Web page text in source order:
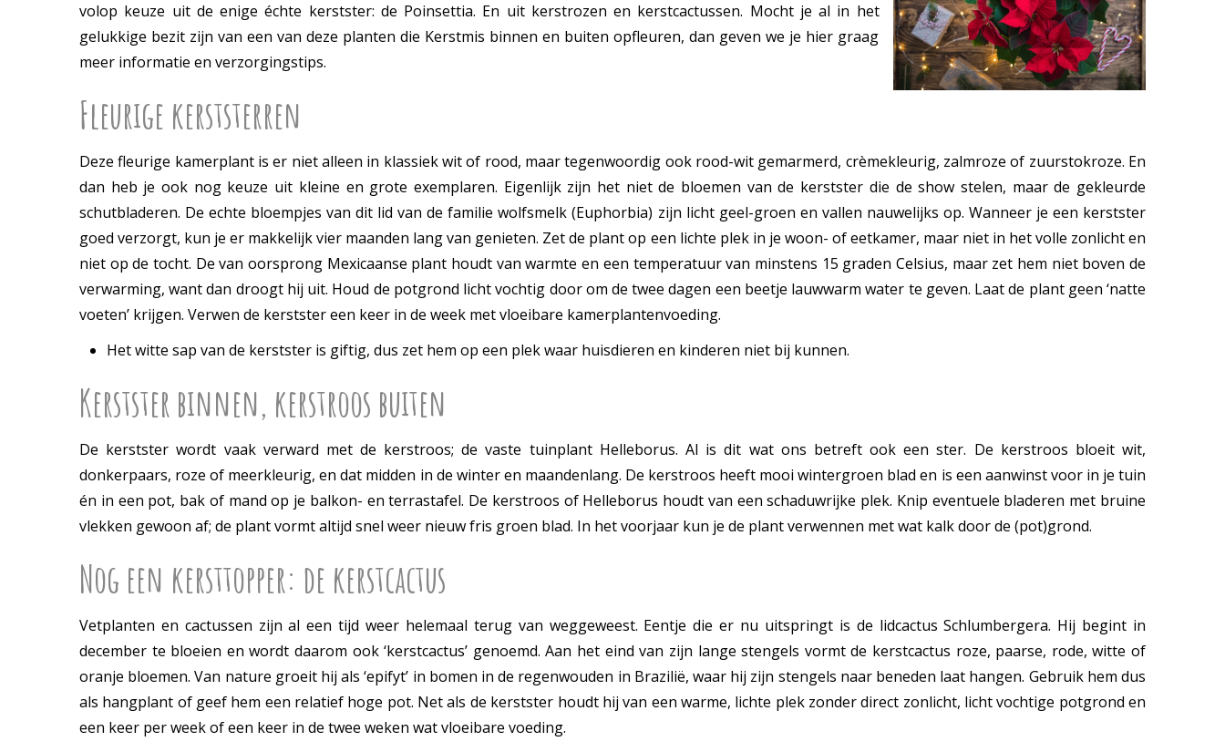
volop keuze uit de enige échte kerstster: de Poinsettia. En uit kerstrozen en kerstcactussen. Mocht je al in het
gelukkige bezit zijn van een van deze planten die Kerstmis binnen en buiten opfleuren, dan geven we je hier graag
meer informatie en verzorgingstips.
Fleurige kerststerren
Deze fleurige kamerplant is er niet alleen in klassiek wit of rood, maar tegenwoordig ook rood-wit gemarmerd, crèmekleurig, zalmroze of zuurstokroze. En
dan heb je ook nog keuze uit kleine en grote exemplaren. Eigenlijk zijn het niet de bloemen van de kerstster die de show stelen, maar de gekleurde
schutbladeren. De echte bloempjes van dit lid van de familie wolfsmelk (Euphorbia) zijn licht geel-groen en vallen nauwelijks op. Wanneer je een kerstster
goed verzorgt, kun je er makkelijk vier maanden lang van genieten. Zet de plant op een lichte plek in je woon- of eetkamer, maar niet in het volle zonlicht en
niet op de tocht. De van oorsprong Mexicaanse plant houdt van warmte en een temperatuur van minstens 15 graden Celsius, maar zet hem niet boven de
verwarming, want dan droogt hij uit. Houd de potgrond licht vochtig door om de twee dagen een beetje lauwwarm water te geven. Laat de plant geen ‘natte
voeten’ krijgen. Verwen de kerstster een keer in de week met vloeibare kamerplantenvoeding.
Het witte sap van de kerstster is giftig, dus zet hem op een plek waar huisdieren en kinderen niet bij kunnen.
Kerstster binnen, kerstroos buiten
De kerstster wordt vaak verward met de kerstroos; de vaste tuinplant Helleborus. Al is dit wat ons betreft ook een ster. De kerstroos bloeit wit,
donkerpaars, roze of meerkleurig, en dat midden in de winter en maandenlang. De kerstroos heeft mooi wintergroen blad en is een aanwinst voor in je tuin
én in een pot, bak of mand op je balkon- en terrastafel. De kerstroos of Helleborus houdt van een schaduwrijke plek. Knip eventuele bladeren met bruine
vlekken gewoon af; de plant vormt altijd snel weer nieuw fris groen blad. In het voorjaar kun je de plant verwennen met wat kalk door de (pot)grond.
Nog een kersttopper: de kerstcactus
Vetplanten en cactussen zijn al een tijd weer helemaal terug van weggeweest. Eentje die er nu uitspringt is de lidcactus Schlumbergera. Hij begint in
december te bloeien en wordt daarom ook ‘kerstcactus’ genoemd. Aan het eind van zijn lange stengels vormt de kerstcactus roze, paarse, rode, witte of
oranje bloemen. Van nature groeit hij als ‘epifyt’ in bomen in de regenwouden in Brazilië, waar hij zijn stengels naar beneden laat hangen. Gebruik hem dus
als hangplant of geef hem een relatief hoge pot. Net als de kerstster houdt hij van een warme, lichte plek zonder direct zonlicht, licht vochtige potgrond en
een keer per week of een keer in de twee weken wat vloeibare voeding.